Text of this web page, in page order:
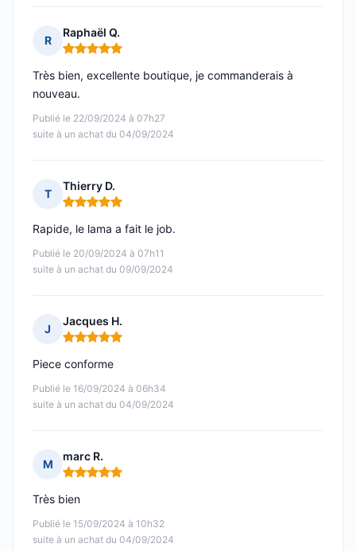
R
Raphaël Q.
Note : 5 sur 5
Publié le 22/09/2024 à 07h27
suite à un achat du 04/09/2024
Très bien, excellente boutique, je commanderais à
nouveau.
T
Thierry D.
Note : 5 sur 5
Publié le 20/09/2024 à 07h11
suite à un achat du 09/09/2024
Rapide, le lama a fait le job.
J
Jacques H.
Note : 5 sur 5
Publié le 16/09/2024 à 06h34
suite à un achat du 04/09/2024
Piece conforme
M
marc R.
Note : 5 sur 5
Publié le 15/09/2024 à 10h32
suite à un achat du 04/09/2024
Très bien